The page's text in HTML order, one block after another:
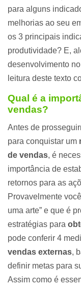
para alguns
melhorias ao seu
os 3 principais
produtividade? E,
desenvolvimento
leitura deste texto
Qual é a
vendas?
Antes de
para conquistar um
de vendas, é
importância de
retornos para as
Provavelmente
uma arte” e que é
estratégias para
pode conferir 4
vendas externas,
definir metas para
Assim como é